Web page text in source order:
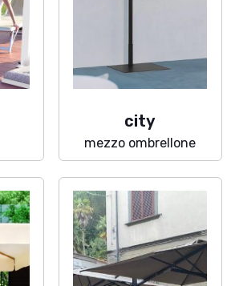
city
mezzo ombrellone